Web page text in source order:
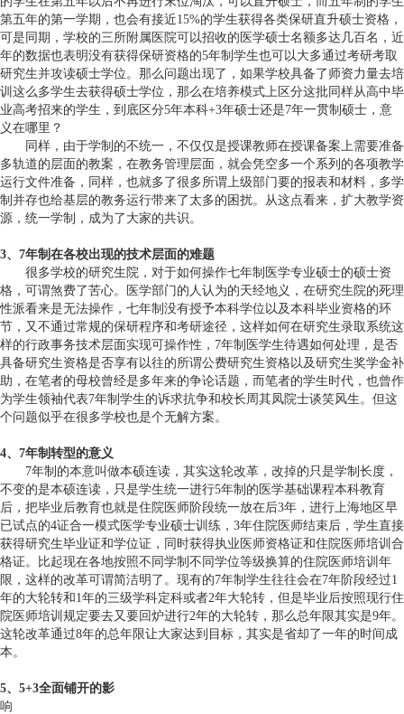
第五年的第一学期，也会有接近15%的学生获得各类保研直升硕士资格，
可是同期，学校的三所附属医院可以招收的医学硕士名额多达几百名，近
年的数据也表明没有获得保研资格的5年制学生也可以大多通过考研考取
研究生并攻读硕士学位。那么问题出现了，如果学校具备了师资力量去培
训这么多学生去获得硕士学位，那么在培养模式上区分这批同样从高中毕
业高考招来的学生，到底区分5年本科+3年硕士还是7年一贯制硕士，意
义在哪里？
同样，由于学制的不统一，不仅仅是授课教师在授课备案上需要准备
多轨道的层面的教案，在教务管理层面，就会凭空多一个系列的各项教学
运行文件准备，同样，也就多了很多所谓上级部门要的报表和材料，多学
制并存也给基层的教务运行带来了太多的困扰。从这点看来，扩大教学资
源，统一学制，成为了大家的共识。
3、7年制在各校出现的技术层面的难题
很多学校的研究生院，对于如何操作七年制医学专业硕士的硕士资
格，可谓煞费了苦心。医学部门的人认为的天经地义，在研究生院的死理
性派看来是无法操作，七年制没有授予本科学位以及本科毕业资格的环
节，又不通过常规的保研程序和考研途径，这样如何在研究生录取系统这
样的行政事务技术层面实现可操作性，7年制医学生待遇如何处理，是否
具备研究生资格是否享有以往的所谓公费研究生资格以及研究生奖学金补
助，在笔者的母校曾经是多年来的争论话题，而笔者的学生时代，也曾作
为学生领袖代表7年制学生的诉求抗争和校长周其凤院士谈笑风生。但这
个问题似乎在很多学校也是个无解方案。
4、7年制转型的意义
7年制的本意叫做本硕连读，其实这轮改革，改掉的只是学制长度，
不变的是本硕连读，只是学生统一进行5年制的医学基础课程本科教育
后，把毕业后教育也就是住院医师阶段统一放在后3年，进行上海地区早
已试点的4证合一模式医学专业硕士训练，3年住院医师结束后，学生直接
获得研究生毕业证和学位证，同时获得执业医师资格证和住院医师培训合
格证。比起现在各地按照不同学制不同学位等级换算的住院医师培训年
限，这样的改革可谓简洁明了。现有的7年制学生往往会在7年阶段经过1
年的大轮转和1年的三级学科定科或者2年大轮转，但是毕业后按照现行住
院医师培训规定要去又要回炉进行2年的大轮转，那么总年限其实是9年。
这轮改革通过8年的总年限让大家达到目标，其实是省却了一年的时间成
本。
5、5+3全面铺开的影
响